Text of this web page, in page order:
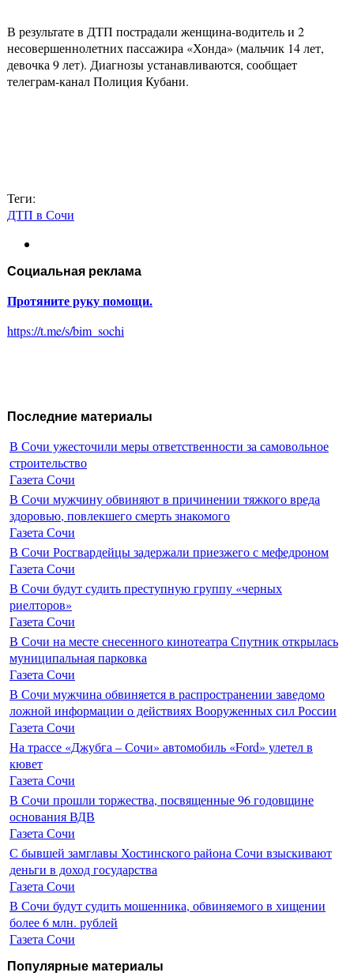
В результате в ДТП пострадали женщина-водитель и 2
несовершеннолетних пассажира «Хонда» (мальчик 14 лет,
девочка 9 лет). Диагнозы устанавливаются, сообщает
телеграм-канал Полиция Кубани.
Теги:
ДТП в Сочи
Социальная реклама
Протяните руку помощи.
https://t.me/s/bim_sochi
Последние материалы
В Сочи ужесточили меры ответственности за самовольное
строительство
Газета Сочи
В Сочи мужчину обвиняют в причинении тяжкого вреда
здоровью, повлекшего смерть знакомого
Газета Сочи
В Сочи Росгвардейцы задержали приезжего с мефедроном
Газета Сочи
В Сочи будут судить преступную группу «черных
риелторов»
Газета Сочи
В Сочи на месте снесенного кинотеатра Спутник открылась
муниципальная парковка
Газета Сочи
В Сочи мужчина обвиняется в распространении заведомо
ложной информации о действиях Вооруженных сил России
Газета Сочи
На трассе «Джубга – Сочи» автомобиль «Ford» улетел в
кювет
Газета Сочи
В Сочи прошли торжества, посвященные 96 годовщине
основания ВДВ
Газета Сочи
С бывшей замглавы Хостинского района Сочи взыскивают
деньги в доход государства
Газета Сочи
В Сочи будут судить мошенника, обвиняемого в хищении
более 6 млн. рублей
Газета Сочи
Популярные материалы